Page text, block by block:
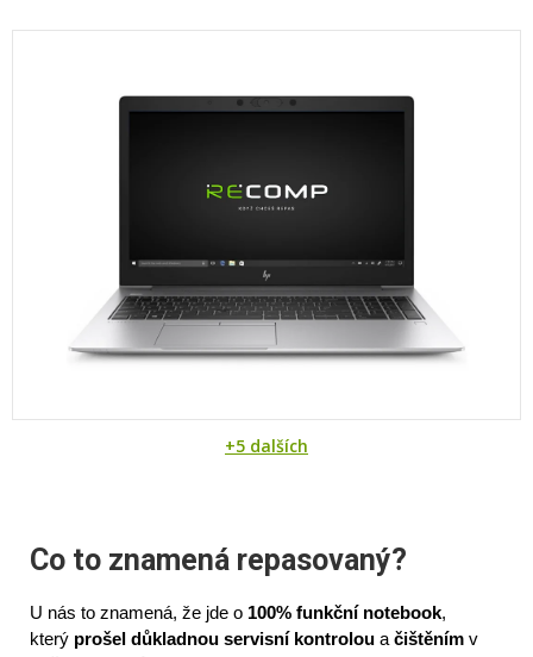
+5 dalších
Co to znamená repasovaný?
U nás to znamená, že jde o 100% funkční notebook,
který prošel důkladnou servisní kontrolou a čištěním v